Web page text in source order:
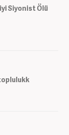
Siyonist Ölü